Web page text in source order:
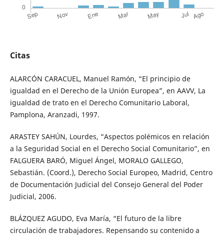
Citas
ALARCÓN CARACUEL, Manuel Ramón, “El principio de
igualdad en el Derecho de la Unión Europea”, en AAVV, La
igualdad de trato en el Derecho Comunitario Laboral,
Pamplona, Aranzadi, 1997.
ARASTEY SAHÚN, Lourdes, “Aspectos polémicos en relación
a la Seguridad Social en el Derecho Social Comunitario”, en
FALGUERA BARÓ, Miguel Ángel, MORALO GALLEGO,
Sebastián. (Coord.), Derecho Social Europeo, Madrid, Centro
de Documentación Judicial del Consejo General del Poder
Judicial, 2006.
BLÁZQUEZ AGUDO, Eva María, “El futuro de la libre
circulación de trabajadores. Repensando su contenido a